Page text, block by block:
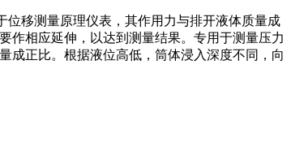
位移测量原理仪表，其作用力与排开液体质量成
作相应延伸，以达到测量结果。专用于测量压力
成正比。根据液位高低，筒体浸入深度不同，向